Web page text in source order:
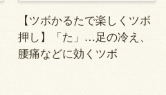
【ツボかるたで楽しくツボ
押し】「た」…足の冷え、
腰痛などに効くツボ